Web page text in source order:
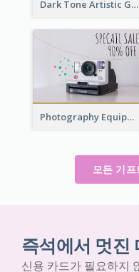
Dark Tone Artistic Gift Card
Photography Equipment Special Sale Gift Card
모든 기
즉석에서 멋진
신용 카드가 필요하지